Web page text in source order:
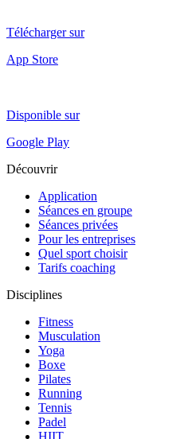
Télécharger sur
App Store
Disponible sur
Google Play
Découvrir
Application
Séances en groupe
Séances privées
Pour les entreprises
Quel sport choisir
Tarifs coaching
Disciplines
Fitness
Musculation
Yoga
Boxe
Pilates
Running
Tennis
Padel